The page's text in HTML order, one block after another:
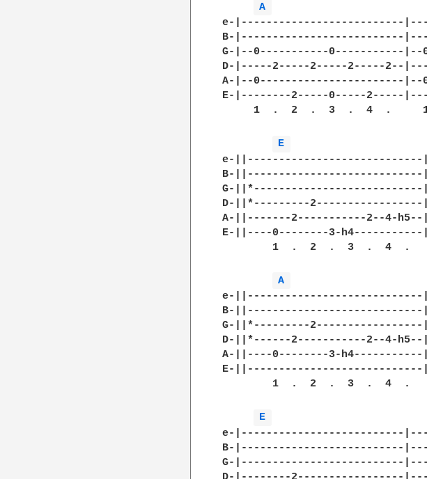
A
e-|--------------------------
B-|--------------------------
G-|--0-----------0-----------
D-|-----2-----2-----2-----2--
A-|--0-----------------------|--
E-|--------2-----0-----2-----
1  .  2  .  3  .  4  .
E
e-
B-
G-
D-||*---------
A-||-------2-----------2--4-h5--
E-||----0--------3-
1  .  2  .  3  .  4  .
A
e-
B-
G-||*---------
D-||*------2-----------2--4-h5--
A-||----0--------3-
E-
1  .  2  .  3  .  4  .
E
e-|--------------------------
B-|--------------------------
G-|--------------------------